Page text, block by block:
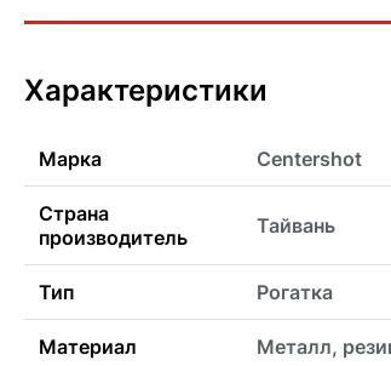
Характеристики
Марка Centershot
Страна
производитель
Тайвань
Тип Рогатка
Материал Металл,